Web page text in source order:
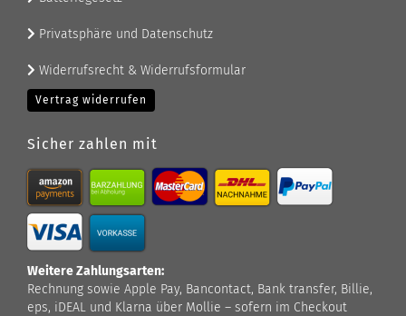
Privatsphäre und Datenschutz
Widerrufsrecht & Widerrufsformular
Vertrag widerrufen
Sicher zahlen mit
Weitere Zahlungsarten:
Rechnung sowie Apple Pay, Bancontact, Bank transfer, Billie,
eps, iDEAL und Klarna über Mollie – sofern im Checkout